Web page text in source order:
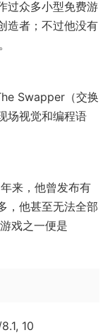
过众多小型免费游
造者；不过他没有
Swapper（交换
场视觉和编程语
来，他曾发布有
，他甚至无法全部
戏之一便是
10